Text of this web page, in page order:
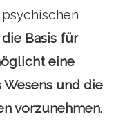
Basis für
eine
und die
vorzunehmen.